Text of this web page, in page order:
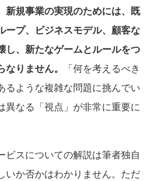
新規事業の実現のためには、既
ープ、ビジネスモデル、顧客な
し、新たなゲームとルールをつ
りません。
「何を考えるべき
るような複雑な問題に挑んでい
異なる「視点」が非常に重要に
スについての解説は筆者独自
いか否かはわかりません。ただ